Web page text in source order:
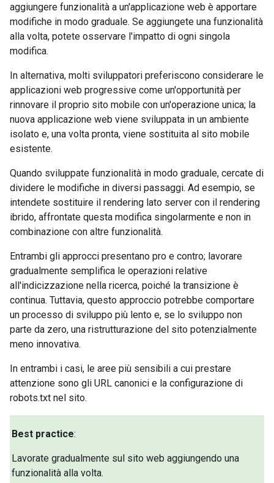
aggiungere funzionalità a un'applicazione web è apportare
modifiche in modo graduale. Se aggiungete una funzionalità
alla volta, potete osservare l'impatto di ogni singola
modifica.
In alternativa, molti sviluppatori preferiscono considerare le
applicazioni web progressive come un'opportunità per
rinnovare il proprio sito mobile con un'operazione unica; la
nuova applicazione web viene sviluppata in un ambiente
isolato e, una volta pronta, viene sostituita al sito mobile
esistente.
Quando sviluppate funzionalità in modo graduale, cercate di
dividere le modifiche in diversi passaggi. Ad esempio, se
intendete sostituire il rendering lato server con il rendering
ibrido, affrontate questa modifica singolarmente e non in
combinazione con altre funzionalità.
Entrambi gli approcci presentano pro e contro; lavorare
gradualmente semplifica le operazioni relative
all'indicizzazione nella ricerca, poiché la transizione è
continua. Tuttavia, questo approccio potrebbe comportare
un processo di sviluppo più lento e, se lo sviluppo non
parte da zero, una ristrutturazione del sito potenzialmente
meno innovativa.
In entrambi i casi, le aree più sensibili a cui prestare
attenzione sono gli URL canonici e la configurazione di
robots.txt nel sito.
Best practice:
Lavorate gradualmente sul sito web aggiungendo una
funzionalità alla volta.